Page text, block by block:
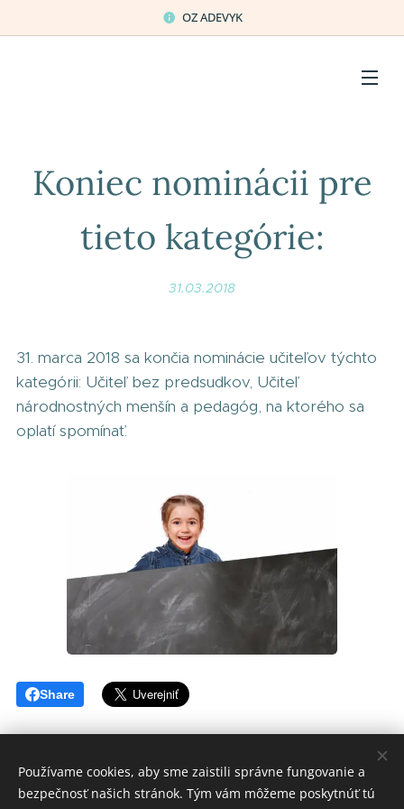
OZ ADEVYK
Koniec nominácii pre
tieto kategórie:
31.03.2018
31. marca 2018 sa končia nominácie učiteľov týchto
kategórii: Učiteľ bez predsudkov, Učiteľ
národnostných menšín a pedagóg, na ktorého sa
oplatí spomínať.
Share
Používame cookies, aby sme zaistili správne fungovanie a
bezpečnosť našich stránok. Tým vám môžeme poskytnúť tú